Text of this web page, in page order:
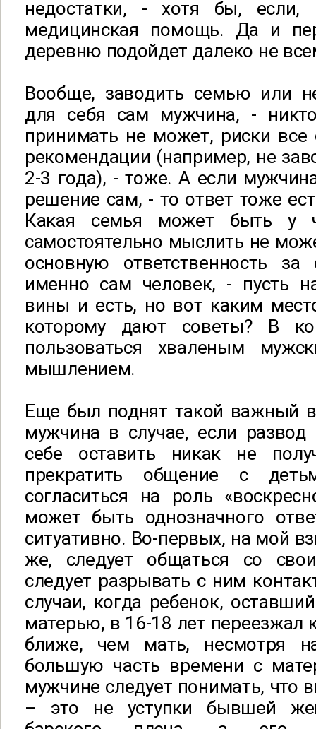
недостатки, - хотя бы, если,
медицинская помощь. Да и
деревню подойдет далеко не
Вообще, заводить семью или
для себя сам мужчина, -
принимать не может, риски
рекомендации (например, не
2-3 года), - тоже. А если
решение сам, - то ответ тоже
Какая семья может быть у
самостоятельно мыслить не
основную ответственность
именно сам человек, - пусть
вины и есть, но вот каким
которому дают советы? В
пользоваться хваленым
мышлением.
Еще был поднят такой важный
мужчина в случае, если
себе оставить никак не
прекратить общение с
согласиться на роль
может быть однозначного
ситуативно. Во-первых, на мой
же, следует общаться со
следует разрывать с ним
случаи, когда ребенок,
матерью, в 16-18 лет переезжал
ближе, чем мать, несмотря
большую часть времени с
мужчине следует понимать, что
– это не уступки бывшей